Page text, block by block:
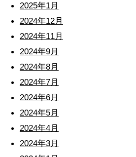
2025年1月
2024年12月
2024年11月
2024年9月
2024年8月
2024年7月
2024年6月
2024年5月
2024年4月
2024年3月